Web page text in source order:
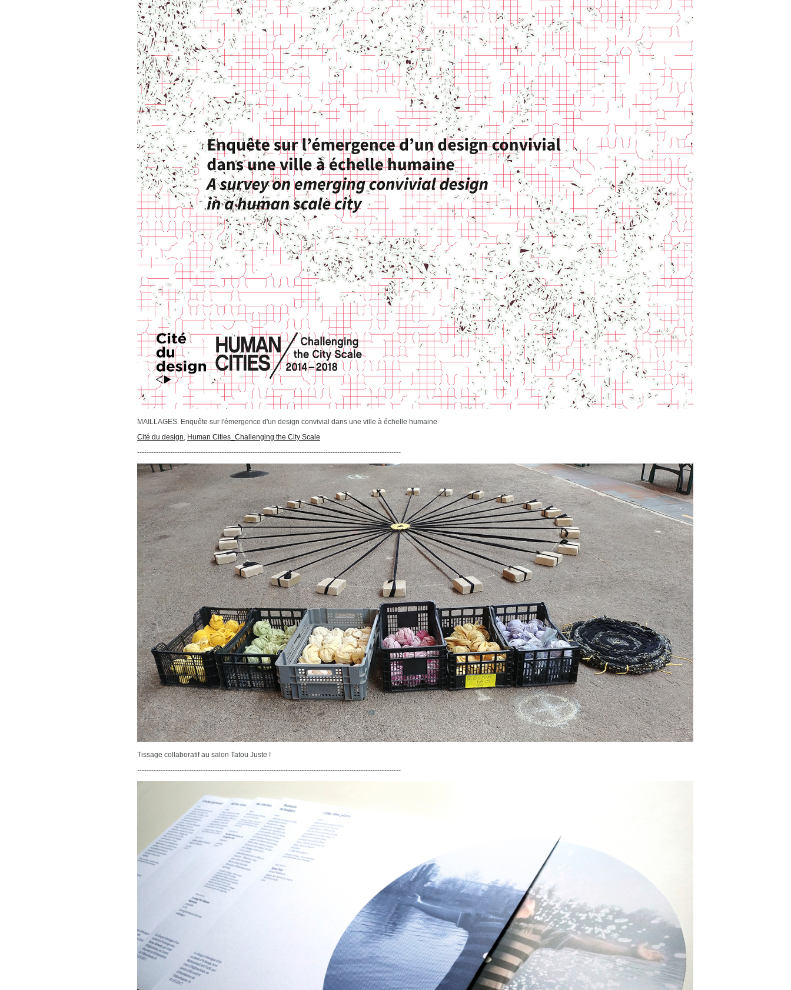
MAILLAGES. Enquête sur l'émergence d'un design convivial dans une ville à échelle humaine
Cité du design, Human Cities_Challenging the City Scale
----------------------------------------------------------------------------------------------------------------
Tissage collaboratif au salon Tatou Juste !
----------------------------------------------------------------------------------------------------------------